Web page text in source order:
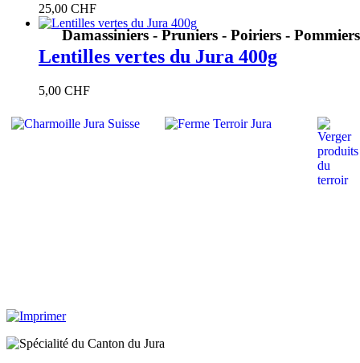
25,00 CHF
Lentilles vertes du Jura 400g
5,00 CHF
Damassiniers - Pruniers - Poiriers -